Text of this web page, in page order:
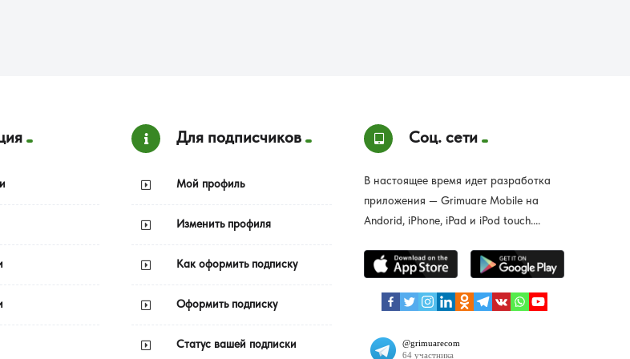
Для подписчиков
Мой профиль
Изменить профиля
Как оформить подписку
Оформить подписку
Статус вашей подписки
Соц. сети
В настоящее время идет разработка
приложения — Grimuare Mobile на
Andorid, iPhone, iPad и iPod touch....